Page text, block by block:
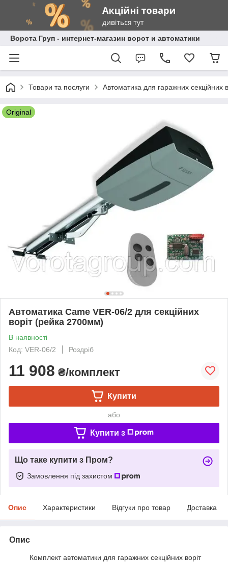
Ворота Груп - интернет-магазин ворот и автоматики
Товари та послуги Автоматика для гаражних секційних
Original
Автоматика Came VER-06/2 для секційних
воріт (рейка 2700мм)
В наявності
Код: VER-06/2
Роздріб
11 908 ₴/комплект
Купити
або
Купити з
Що таке купити з Пром?
Замовлення під захистом
Опис Характеристики Відгуки про товар Доставка
Опис
Комплект автоматики для гаражних секційних воріт